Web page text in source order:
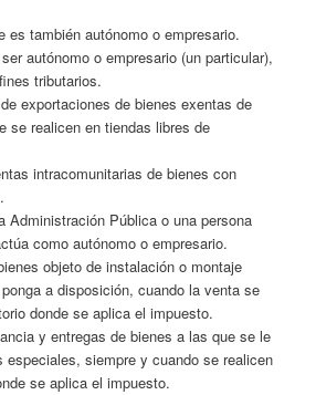
es también autónomo o empresario.
autónomo o empresario (un particular),
tributarios.
exportaciones de bienes exentas de
se realicen en tiendas libres de
intracomunitarias de bienes con
Administración Pública o una persona
como autónomo o empresario.
objeto de instalación o montaje
a disposición, cuando la venta se
donde se aplica el impuesto.
y entregas de bienes a las que se le
especiales, siempre y cuando se realicen
se aplica el impuesto.